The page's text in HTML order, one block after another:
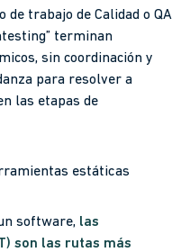
de trabajo de Calidad o QA
terminan
sin coordinación y
para resolver a
las etapas de
estáticas
software, las
son las rutas más